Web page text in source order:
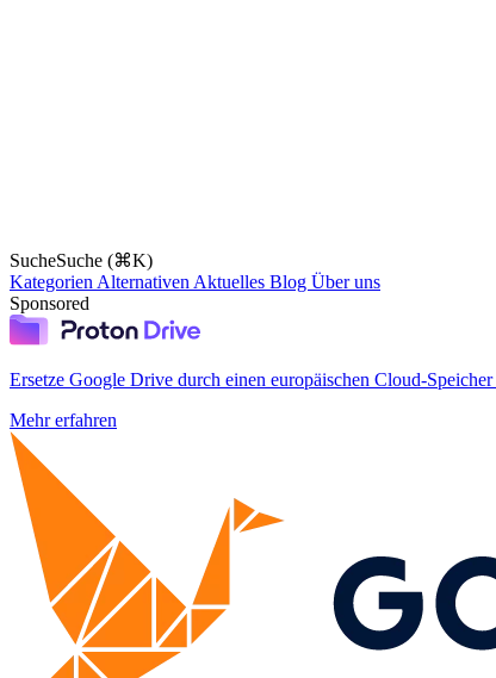
SucheSuche (⌘K)
Kategorien Alternativen Aktuelles Blog Über uns
Sponsored
Ersetze Google Drive durch einen europäischen Cloud-Speicher
Mehr erfahren